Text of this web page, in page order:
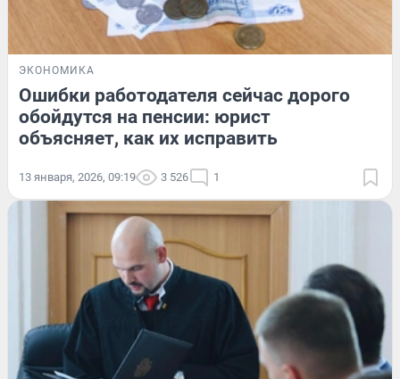
ЭКОНОМИКА
Ошибки работодателя сейчас дорого
обойдутся на пенсии: юрист
объясняет, как их исправить
13 января, 2026, 09:19 3 526 1